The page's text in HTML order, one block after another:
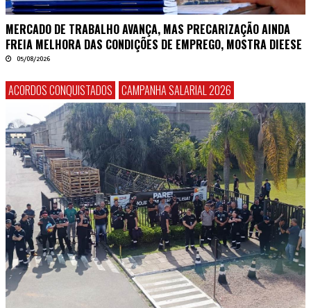
MERCADO DE TRABALHO AVANÇA, MAS PRECARIZAÇÃO AINDA
FREIA MELHORA DAS CONDIÇÕES DE EMPREGO, MOSTRA DIEESE
05/08/2026
ACORDOS CONQUISTADOS CAMPANHA SALARIAL 2026